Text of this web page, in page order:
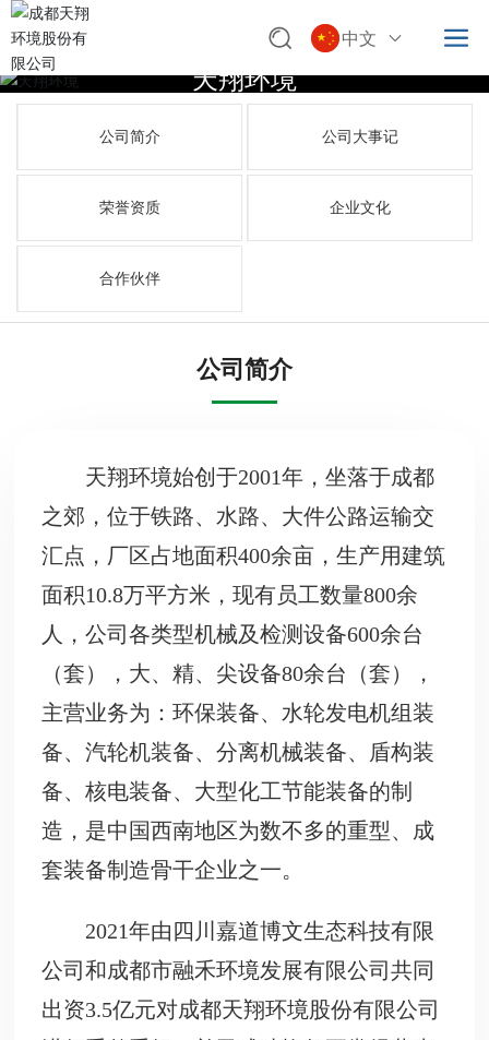
中文
天翔环境
公司简介 公司大事记
荣誉资质 企业文化
合作伙伴
公司简介
天翔环境始创于2001年，坐落于成都
之郊，位于铁路、水路、大件公路运输交
汇点，厂区占地面积400余亩，生产用建筑
面积10.8万平方米，现有员工数量800余
人，公司各类型机械及检测设备600余台
（套），大、精、尖设备80余台（套），
主营业务为：环保装备、水轮发电机组装
备、汽轮机装备、分离机械装备、盾构装
备、核电装备、大型化工节能装备的制
造，是中国西南地区为数不多的重型、成
套装备制造骨干企业之一。
2021年由四川嘉道博文生态科技有限
公司和成都市融禾环境发展有限公司共同
出资3.5亿元对成都天翔环境股份有限公司